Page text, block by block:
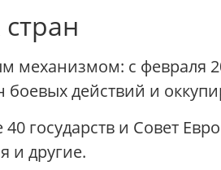
механизмом: с февраля
действий и
государств и Совет
и другие.